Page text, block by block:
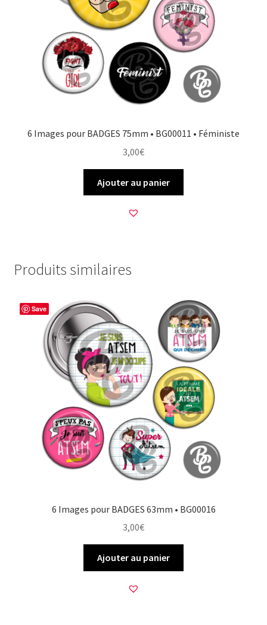
6 Images pour BADGES 75mm • BG00011 • Féministe
3,00€
Ajouter au panier
Produits similaires
Save
6 Images pour BADGES 63mm • BG00016
3,00€
Ajouter au panier